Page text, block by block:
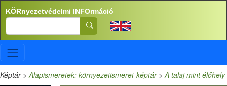
Ugrás a tartalomra
KÖRnyezetvédelmi INFOrmáció
Search
Képtár>Alapismeretek: környezetismeret-képtár>A talaj mint élőhely